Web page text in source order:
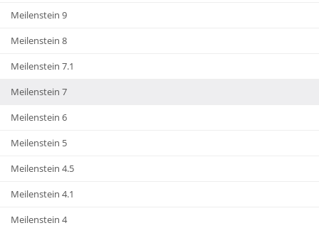
Meilenstein 9
Meilenstein 8
Meilenstein 7.1
Meilenstein 7
Meilenstein 6
Meilenstein 5
Meilenstein 4.5
Meilenstein 4.1
Meilenstein 4